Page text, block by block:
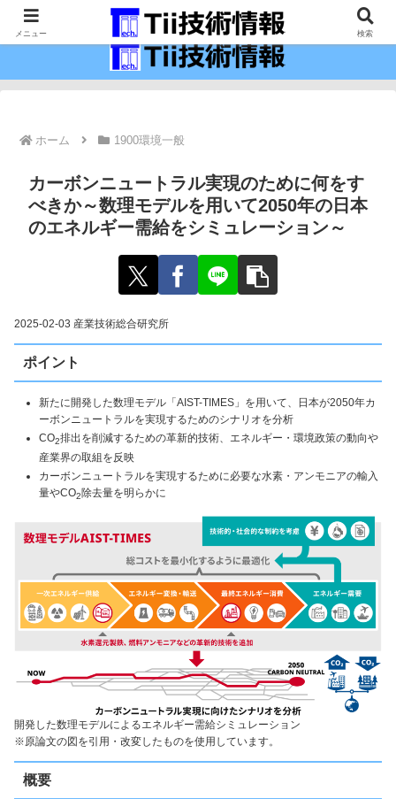
最新の科学技術の情報インフラ。
ホーム 1900環境一般
カーボンニュートラル実現のために何をす
べきか～数理モデルを用いて2050年の日本
のエネルギー需給をシミュレーション～
2025-02-03 産業技術総合研究所
ポイント
新たに開発した数理モデル「AIST-TIMES」を用いて、日本が2050年カ
ーボンニュートラルを実現するためのシナリオを分析
CO2排出を削減するための革新的技術、エネルギー・環境政策の動向や
産業界の取組を反映
カーボンニュートラルを実現するために必要な水素・アンモニアの輸入
量やCO2除去量を明らかに
開発した数理モデルによるエネルギー需給シミュレーション
※原論文の図を引用・改変したものを使用しています。
概要
メニュー 検索